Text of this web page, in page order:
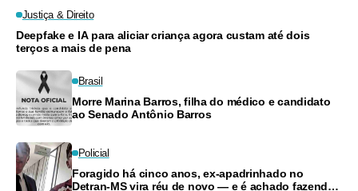
Justiça & Direito
Deepfake e IA para aliciar criança agora custam até dois
terços a mais de pena
Brasil
Morre Marina Barros, filha do médico e candidato
ao Senado Antônio Barros
Policial
Foragido há cinco anos, ex-apadrinhado no
Detran-MS vira réu de novo — e é achado fazendo